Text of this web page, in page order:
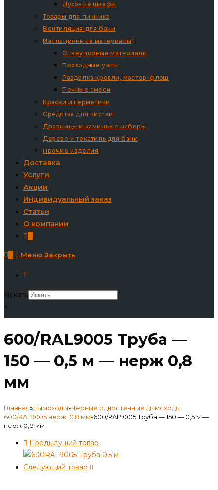
Духовые шкафы
Товары для пикника
Вентиляция для бани
Изоляционные материалы
Огнеупорные материалы
Проходные узлы
Разделка кровли, мастер-флэш
Печные смеси
Краски и герметики
Средства для чистки
Дровницы и каминные наборы
Дерево и текстиль для бани
Прочие изделия
Доставка
Услуги
Акции
Индивидуальный заказ
Статьи
О компании
Меню Закрыть
Искать
×
600/RAL9005 Труба —
150 — 0,5 м — нерж 0,8
мм
Главная»Дымоходы»Черные одностенные дымоходы
600/RAL9005 нерж. 0,8 мм»600/RAL9005 Труба — 150 — 0,5 м —
нерж 0,8 мм
Предыдущий товар
Следующий товар